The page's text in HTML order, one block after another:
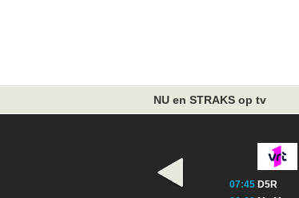
NU en STRAKS op tv
07:45 D5R